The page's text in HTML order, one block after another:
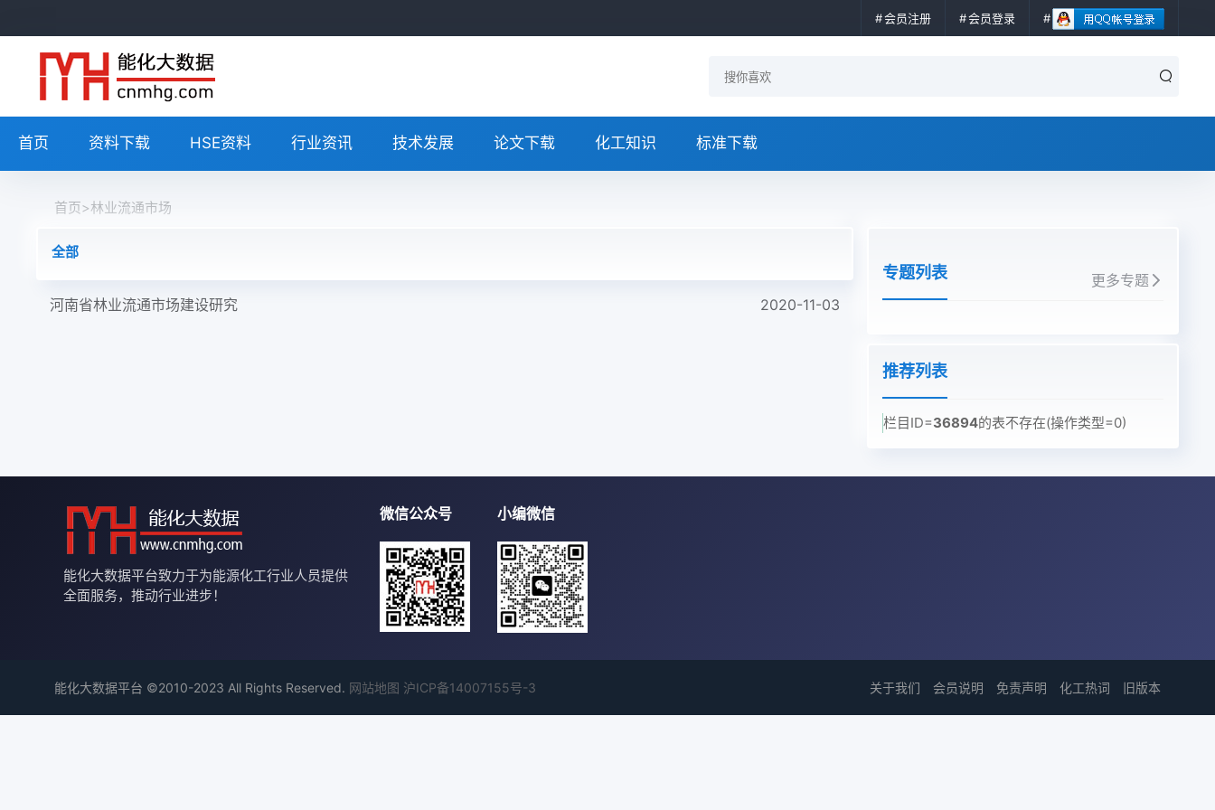
会员注册 会员登录
首页 资料下载 HSE资料 行业资讯 技术发展 论文下载 化工知识 标准下载
首页>林业流通市场
全部
河南省林业流通市场建设研究 2020-11-03
专题列表 更多专题
推荐列表
栏目ID=36894的表不存在(操作类型=0)
能化大数据平台致力于为能源化工行业人员提供
全面服务，推动行业进步！
微信公众号 小编微信
能化大数据平台 ©2010-2023 All Rights Reserved. 网站地图 沪ICP备14007155号-3 关于我们 会员说明 免责声明 化工热词 旧版本